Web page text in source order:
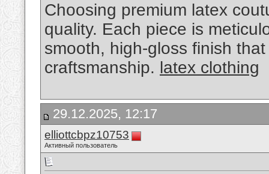
Choosing premium latex
quality. Each piece is
smooth, high-gloss finish
craftsmanship. latex clothing
29.12.2025, 12:17
elliottcbpz10753
Активный пользователь